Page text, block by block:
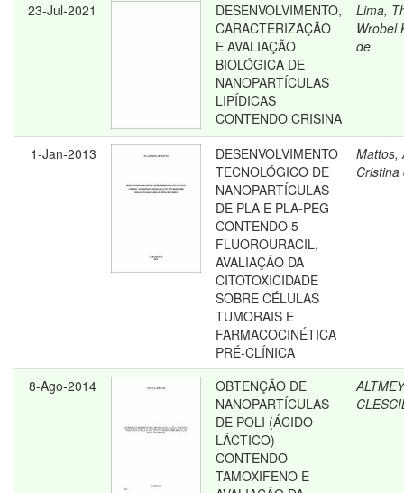
23-Jul-2021
DESENVOLVIMENTO,
CARACTERIZAÇÃO
E AVALIAÇÃO
BIOLÓGICA DE
NANOPARTÍCULAS
LIPÍDICAS
CONTENDO CRISINA
Lima,
Wrobel
de
1-Jan-2013
DESENVOLVIMENTO
TECNOLÓGICO DE
NANOPARTÍCULAS
DE PLA E PLA-PEG
CONTENDO 5-
FLUOROURACIL,
AVALIAÇÃO DA
CITOTOXICIDADE
SOBRE CÉLULAS
TUMORAIS E
FARMACOCINÉTICA
PRÉ-CLÍNICA
Mattos,
Cristina
8-Ago-2014
OBTENÇÃO DE
NANOPARTÍCULAS
DE POLI (ÁCIDO
LÁCTICO)
CONTENDO
TAMOXIFENO E